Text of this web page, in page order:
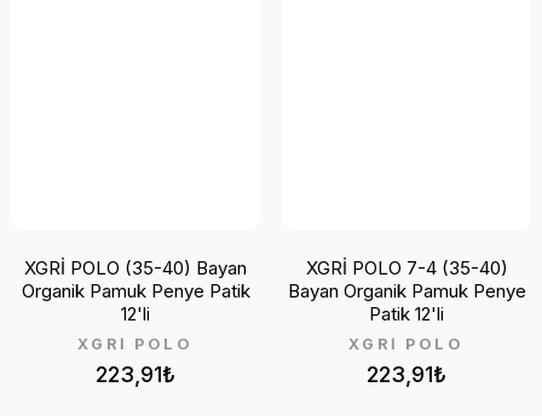
223,91₺
XGRİ POLO
XGRİ POLO (35-40) Bayan
Organik Pamuk Penye Patik
12'li
223,91₺
XGRİ POLO
XGRİ POLO 7-4 (35-40)
Bayan Organik Pamuk Penye
Patik 12'li